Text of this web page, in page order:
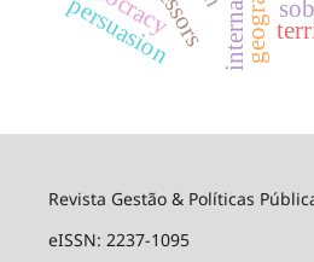
persuasion
Revista Gestão & Políticas
eISSN: 2237-1095